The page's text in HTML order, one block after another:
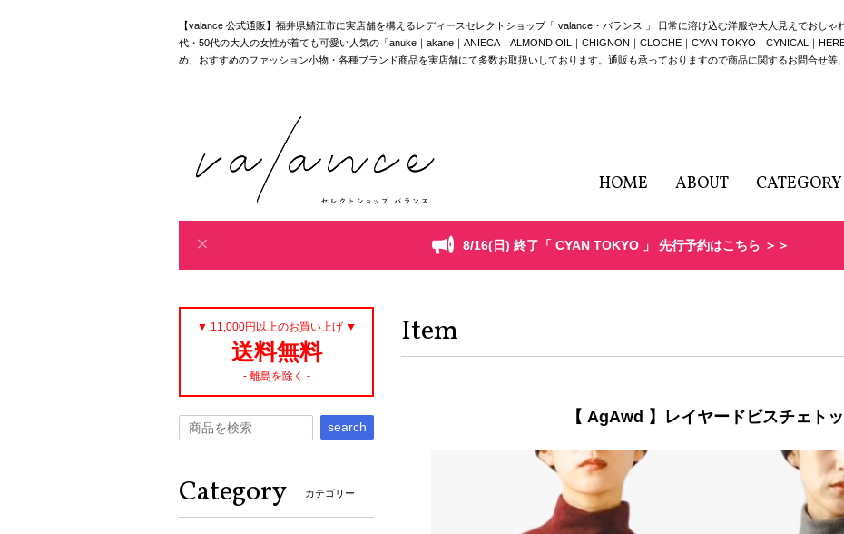
【valance 公式通販】福井県鯖江市に実店舗を構えるレディースセレクトショップ「 valance・バランス 」 日常に溶け込む洋服や大人見えでおし
代・50代の大人の女性が着ても可愛い人気の「anuke｜akane｜ANIECA｜ALMOND OIL｜CHIGNON｜CLOCHE｜CYAN TOKYO｜CYNICAL｜
め、おすすめのファッション小物・各種ブランド商品を実店舗にて多数お取扱いしております。通販も承っておりますので商品に関するお問合せ等
HOME ABOUT CATEGORY
8/16(日) 終了「 CYAN TOKYO 」 先行予約はこちら ＞＞
Item
【 AgAwd 】レイヤードビスチェト
▼ 11,000円以上のお買い上げ ▼
送料無料
- 離島を除く -
search
Category カテゴリー